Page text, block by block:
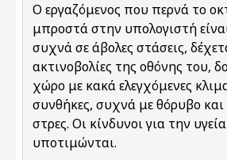
Ο εργαζόμενος που περνά το
μπροστά στην υπολογιστή
συχνά σε άβολες στάσεις,
ακτινοβολίες της οθόνης του,
χώρο με κακά ελεγχόμενες
συνθήκες, συχνά με θόρυβο
στρες. Οι κίνδυνοι για την
υποτιμώνται.